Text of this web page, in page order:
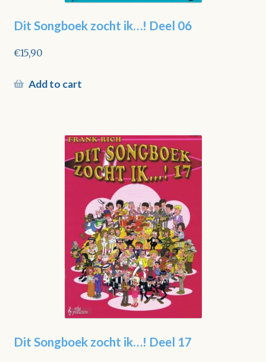
Dit Songboek zocht ik…! Deel 06
€15,90
Add to cart
Dit Songboek zocht ik…! Deel 17